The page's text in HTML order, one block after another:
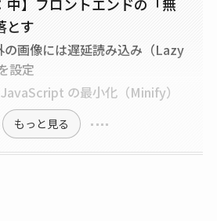
とす
の画像には遅延読み込み（Lazy
設定
の最小化（Minify）
もっと見る